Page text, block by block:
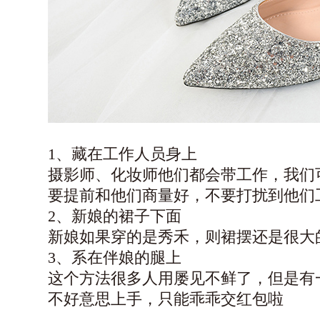
1、藏在工作人员身上
摄影师、化妆师他们都会带工作，我
要提前和他们商量好，不要打扰到他们
2、新娘的裙子下面
新娘如果穿的是秀禾，则裙摆还是很
3、系在伴娘的腿上
这个方法很多人用屡见不鲜了，但是
不好意思上手，只能乖乖交红包啦